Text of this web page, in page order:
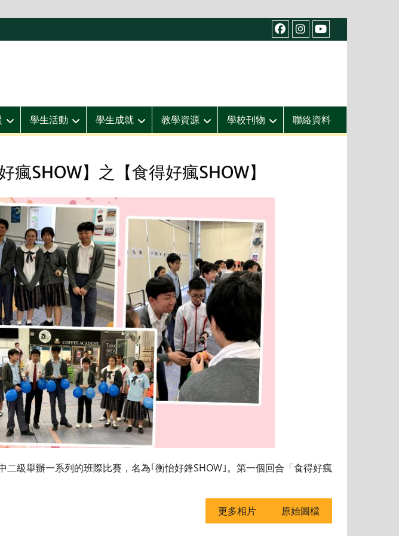
facebook
IG youtube
學生活動 學生成就 教學資源 學校刊物 聯絡資料
SHOW】之【食得好瘋SHOW】
級舉辦一系列的班際比賽，名為｢衡怡好鋒SHOW｣。第一個回合「食得好瘋
更多相片 原始圖檔